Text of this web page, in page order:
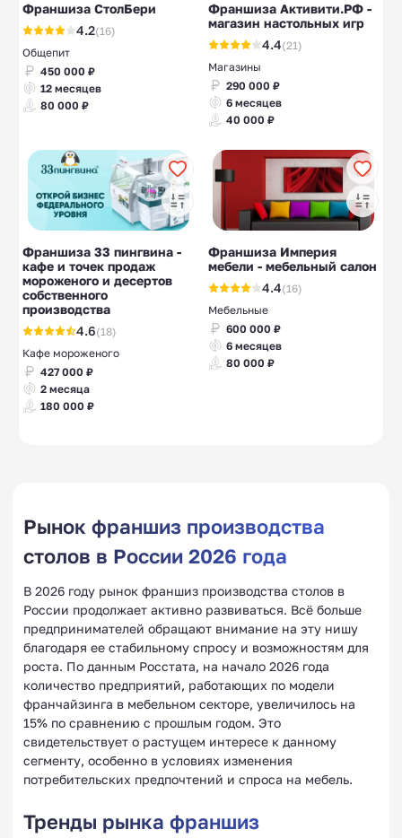
Франшиза СтолБери
4.2(16)
Общепит
450 000 ₽
12 месяцев
80 000 ₽
Франшиза Активити.РФ -
магазин настольных игр
4.4(21)
Магазины
290 000 ₽
6 месяцев
40 000 ₽
Франшиза 33 пингвина -
кафе и точек продаж
мороженого и десертов
собственного
производства
4.6(18)
Кафе мороженого
427 000 ₽
2 месяца
180 000 ₽
Франшиза Империя
мебели - мебельный салон
4.4(16)
Мебельные
600 000 ₽
6 месяцев
80 000 ₽
Рынок франшиз производства
столов в России 2026 года
В 2026 году рынок франшиз производства столов в
России продолжает активно развиваться. Всё больше
предпринимателей обращают внимание на эту нишу
благодаря ее стабильному спросу и возможностям для
роста. По данным Росстата, на начало 2026 года
количество предприятий, работающих по модели
франчайзинга в мебельном секторе, увеличилось на
15% по сравнению с прошлым годом. Это
свидетельствует о растущем интересе к данному
сегменту, особенно в условиях изменения
потребительских предпочтений и спроса на мебель.
Тренды рынка франшиз